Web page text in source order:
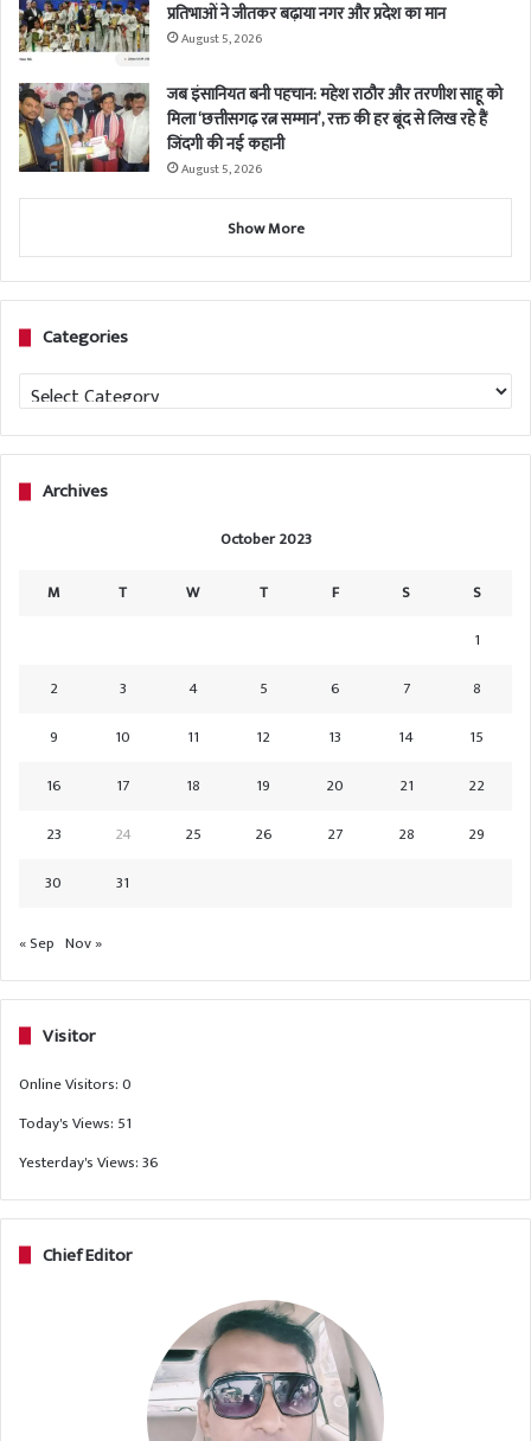
प्रतिभाओं ने जीतकर बढ़ाया नगर और प्रदेश का मान
August 5, 2026
जब इंसानियत बनी पहचान: महेश राठौर और तरणीश साहू को
मिला ‘छत्तीसगढ़ रत्न सम्मान’, रक्त की हर बूंद से लिख रहे हैं
जिंदगी की नई कहानी
August 5, 2026
Show More
Categories
Categories
Archives
October 2023
M T W T F S
S
1
2
3 4 5 6 7
8
9
10 11 12 13 14
15
16
17 18 19 20 21
22
23
24 25 26 27 28
29
30
31
« Sep Nov »
Visitor
Online Visitors:0
Today's Views: 51
Yesterday's Views:36
Chief Editor